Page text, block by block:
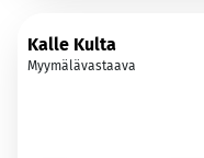
Kalle Kulta
Myymälävastaava